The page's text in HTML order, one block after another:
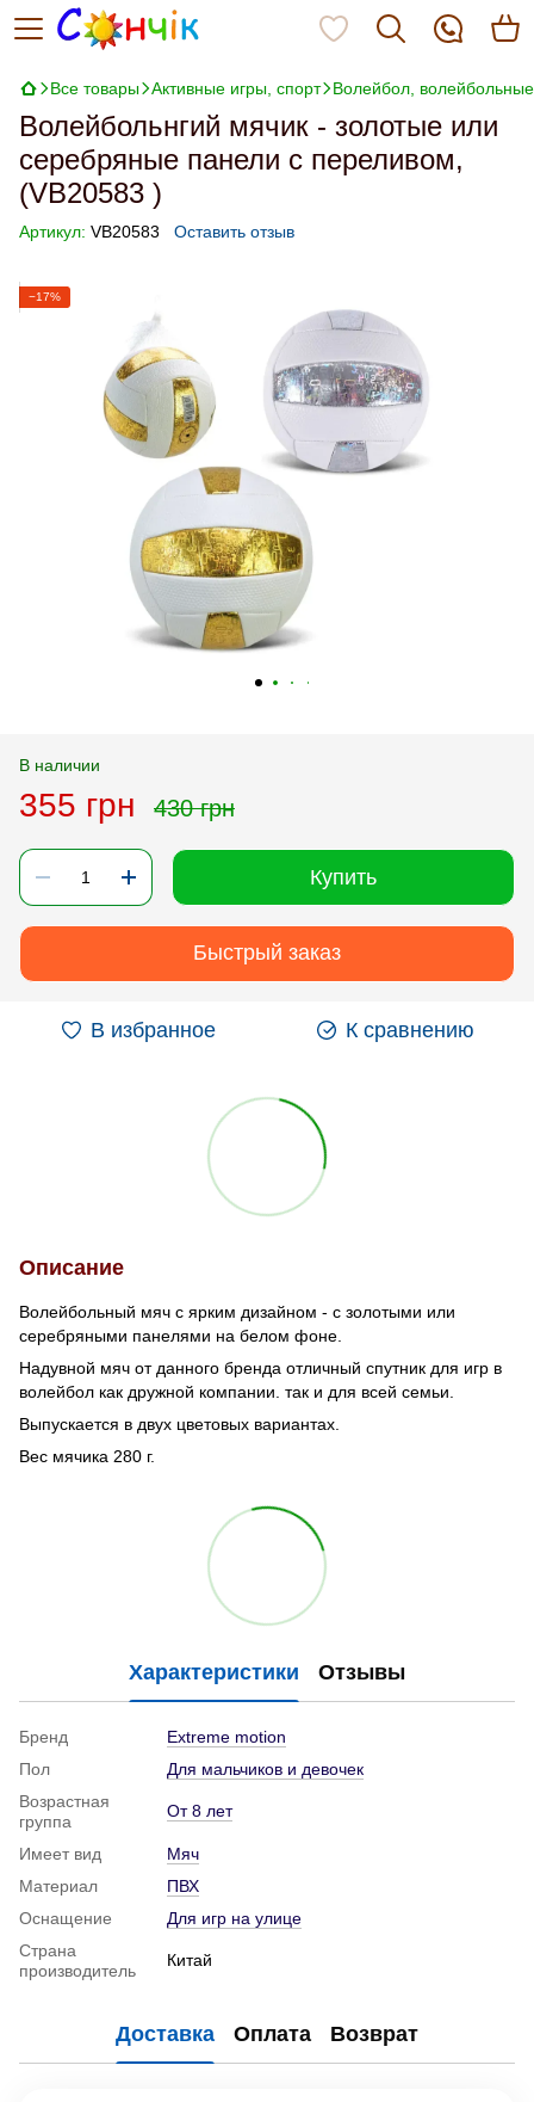
Все товары Активные игры, спорт Волейбол,
Волейбольнгий мячик - золотые или
серебряные панели с переливом,
(VB20583 )
Артикул: VB20583 Оставить отзыв
−17%
В наличии
355 грн 430 грн
Купить
Быстрый заказ
В избранное К сравнению
Описание
Волейбольный мяч с ярким дизайном - с золотыми или
серебряными панелями на белом фоне.
Надувной мяч от данного бренда отличный спутник для игр в
волейбол как дружной компании. так и для всей семьи.
Выпускается в двух цветовых вариантах.
Вес мячика 280 г.
Характеристики Отзывы
Бренд
Extreme motion
Пол
Для мальчиков и девочек
Возрастная
группа
От 8 лет
Имеет вид
Мяч
Материал
ПВХ
Оснащение
Для игр на улице
Страна
производитель
Китай
Доставка Оплата Возврат